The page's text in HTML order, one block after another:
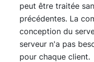
peut être traitée
précédentes. La
conception du
serveur n'a pas
pour chaque client.